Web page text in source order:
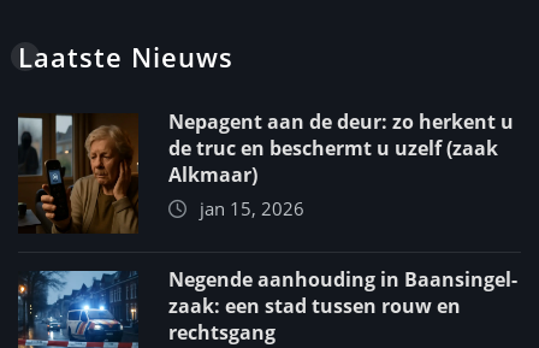
Laatste Nieuws
Nepagent aan de deur: zo herkent u
de truc en beschermt u uzelf (zaak
Alkmaar)
jan 15, 2026
Negende aanhouding in Baansingel-
zaak: een stad tussen rouw en
rechtsgang